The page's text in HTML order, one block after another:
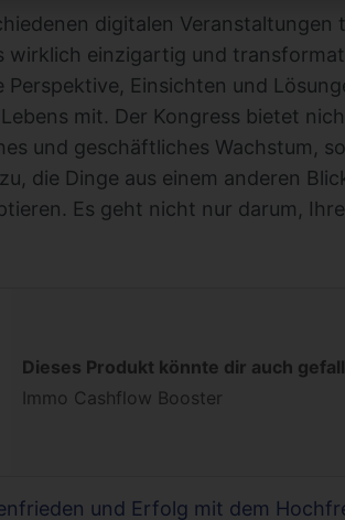
digitalen
wirklich einzigartig und
Perspektive, Einsichten und
mit. Der Kongress bietet
und geschäftliches Wachstum,
die Dinge aus einem anderen
Es geht nicht nur darum,
Dieses Produkt könnte dir auch
Immo Cashflow Booster
und Erfolg mit dem